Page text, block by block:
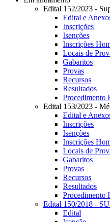
Edital 152/2023 -
Edital e
Inscrições
Isenções
Inscrições
Locais de
Gabaritos
Provas
Recursos
Resultados
Procedimento
Edital 153/2023 -
Edital e
Inscrições
Isenções
Inscrições
Locais de
Gabaritos
Provas
Recursos
Resultados
Procedimento
Edital 150/2018 -
Edital